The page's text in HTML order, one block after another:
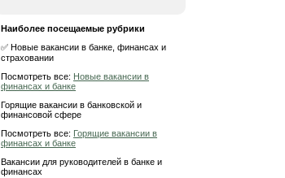
Наиболее посещаемые рубрики
✅ Новые вакансии в банке, финансах и
страховании
Посмотреть все: Новые вакансии в
финансах и банке
Горящие вакансии в банковской и
финансовой сфере
Посмотреть все: Горящие вакансии в
финансах и банке
Вакансии для руководителей в банке и
финансах